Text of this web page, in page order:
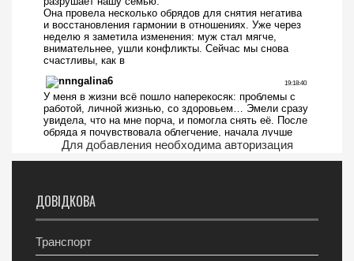
Для добавления необходима авторизация
ДОВІДКОВА
Транспорт